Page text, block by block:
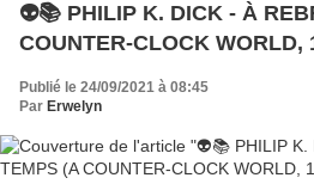
👽📚 PHILIP K. DICK - À
COUNTER-CLOCK WORLD,
Publié le 24/09/2021 à 08:45
Par Erwelyn